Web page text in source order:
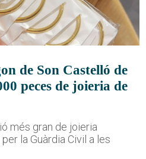
de Son Castelló de
peces de joieria de
més gran de joieria
la Guàrdia Civil a les